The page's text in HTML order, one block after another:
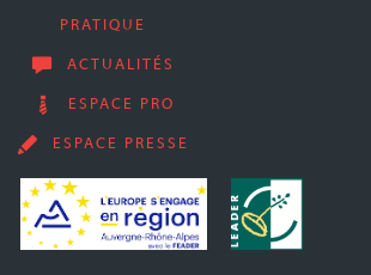
PRATIQUE
ACTUALITÉS
ESPACE PRO
ESPACE PRESSE